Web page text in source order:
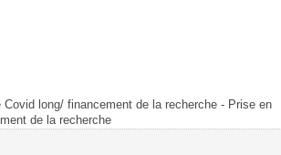
long/ financement de la recherche - Prise en
de la recherche